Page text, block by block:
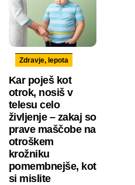
Zdravje, lepota
Kar poješ kot
otrok, nosiš v
telesu celo
življenje – zakaj so
prave maščobe na
otroškem
krožniku
pomembnejše, kot
si mislite